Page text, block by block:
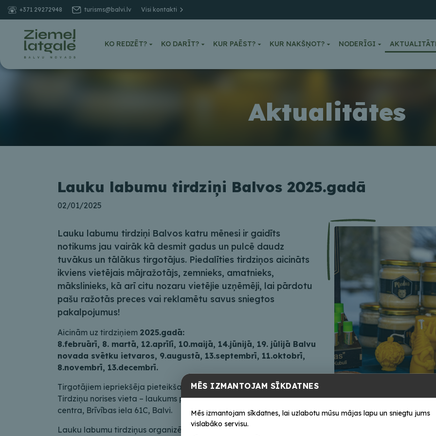
+371 29272948 turisms@balvi.lv Visi kontakti
KO REDZĒT? KO DARĪT? KUR PAĒST? KUR NAKŠŅOT? NODERĪGI
Aktualitātes
Lauku labumu tirdziņi Balvos 2025.gadā
02/01/2025
Lauku labumu tirdziņi Balvos katru mēnesi ir gaidīts
notikums jau vairāk kā desmit gadus un pulcē daudz
tuvākus un tālākus tirgotājus. Piedalīties tirdziņos aicināts
ikviens vietējais mājražotājs, zemnieks, amatnieks,
mākslinieks, kā arī citu nozaru vietējie uzņēmēji, lai pārdotu
pašu ražotās preces vai reklamētu savus sniegtos
pakalpojumus!
Aicinām uz tirdziņiem 2025.gadā:
8.februārī, 8. martā, 12.aprīlī, 10.maijā, 14.jūnijā, 19. jūlijā Balvu
novada svētku ietvaros, 9.augustā, 13.septembrī, 11.oktobrī,
8.novembrī, 13.decembrī.
Tirgotājiem iepriekšēja pieteikšanās irobligāta!
Tirdziņu norises vieta – laukums pie Balvu Kultūras un atpūtas
centra, Brīvības iela 61C, Balvi.
Lauku labumu tirdziņus organizē Balvu novada pašvaldības iestāde
MĒS IZMANTOJAM SĪKDATNES
Mēs izmantojam sīkdatnes, lai uzlabotu mūsu mājas lapu un sniegtu jums
vislabāko servisu.